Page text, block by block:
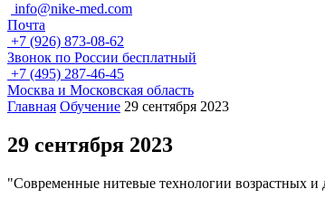
info@nike-med.com
Почта
+7 (926) 873-08-62
Звонок по России бесплатный
+7 (495) 287-46-45
Москва и Московская область
Главная Обучение 29 сентября 2023
29 сентября 2023
"Современные нитевые технологии возрастных